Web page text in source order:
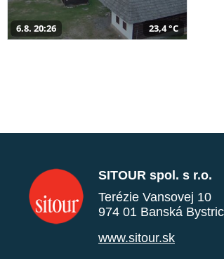
6.8. 20:26 23,4 °C
SITOUR spol. s r.o.
Terézie Vansovej 10
974 01 Banská
www.sitour.sk